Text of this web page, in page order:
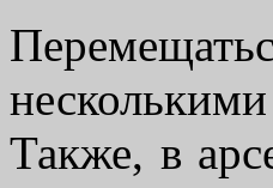
Также, в